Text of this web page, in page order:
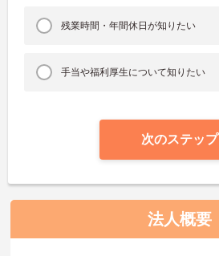
残業時間・年間休日が知りたい
手当や福利厚生について知りたい
次のステップ
法人概要